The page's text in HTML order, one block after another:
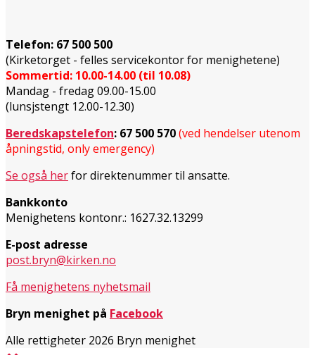
Telefon: 67 500 500
(Kirketorget - felles servicekontor for menighetene)
Sommertid: 10.00-14.00 (til 10.08)
Mandag - fredag 09.00-15.00
(lunsjstengt 12.00-12.30)
Beredskapstelefon: 67 500 570(ved hendelser utenom
åpningstid, only emergency)
Se også herfor direktenummer til ansatte.
Bankkonto
Menighetens kontonr.: 1627.32.13299
E-post adresse
post.bryn@kirken.no
Få menighetens nyhetsmail
Bryn menighet på Facebook
Alle rettigheter 2026 Bryn menighet